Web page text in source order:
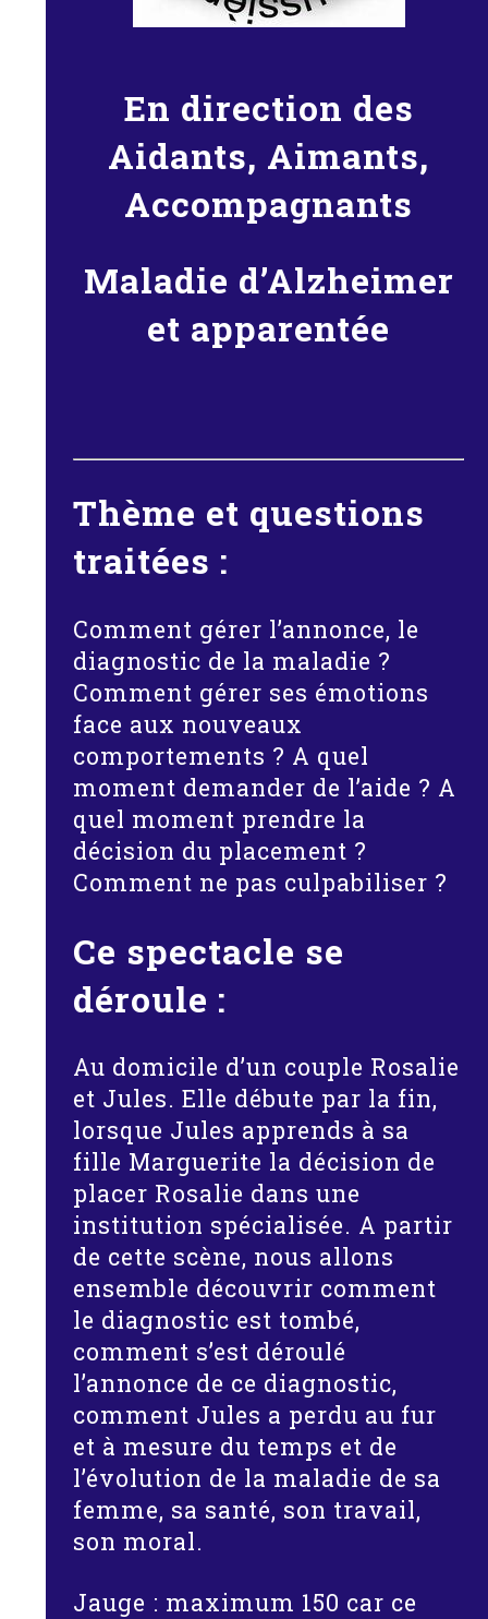
En direction des
Aidants, Aimants,
Accompagnants
Maladie d’Alzheimer
et apparentée
Thème et questions
traitées :
Comment gérer l’annonce, le
diagnostic de la maladie ?
Comment gérer ses émotions
face aux nouveaux
comportements ? A quel
moment demander de l’aide ? A
quel moment prendre la
décision du placement ?
Comment ne pas culpabiliser ?
Ce spectacle se
déroule :
Au domicile d’un couple Rosalie
et Jules. Elle débute par la fin,
lorsque Jules apprends à sa
fille Marguerite la décision de
placer Rosalie dans une
institution spécialisée. A partir
de cette scène, nous allons
ensemble découvrir comment
le diagnostic est tombé,
comment s’est déroulé
l’annonce de ce diagnostic,
comment Jules a perdu au fur
et à mesure du temps et de
l’évolution de la maladie de sa
femme, sa santé, son travail,
son moral.
Jauge : maximum 150 car ce